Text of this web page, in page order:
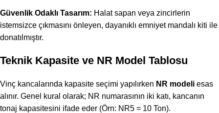
Güvenlik Odaklı Tasarım: Halat sapan veya zincirlerin
istemsizce çıkmasını önleyen, dayanıklı emniyet mandalı kiti ile
donatılmıştır.
Teknik Kapasite ve NR Model Tablosu
Vinç kancalarında kapasite seçimi yapılırken NR modeli esas
alınır. Genel kural olarak; NR numarasının iki katı, kancanın
tonaj kapasitesini ifade eder (Örn: NR5 = 10 Ton).